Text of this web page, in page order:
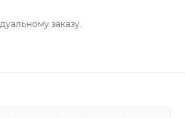
заказу.